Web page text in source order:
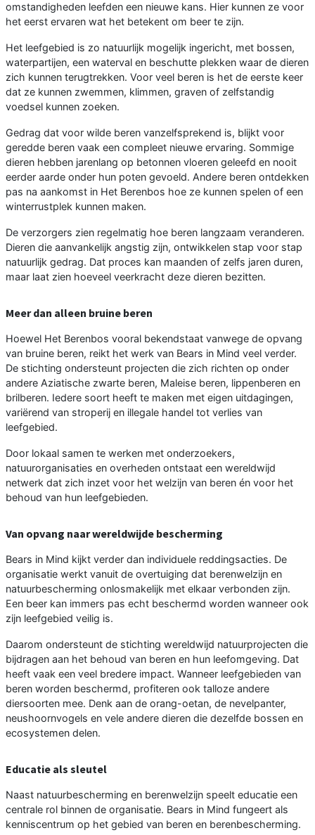
omstandigheden leefden een nieuwe kans. Hier kunnen ze voor
het eerst ervaren wat het betekent om beer te zijn.
Het leefgebied is zo natuurlijk mogelijk ingericht, met bossen,
waterpartijen, een waterval en beschutte plekken waar de dieren
zich kunnen terugtrekken. Voor veel beren is het de eerste keer
dat ze kunnen zwemmen, klimmen, graven of zelfstandig
voedsel kunnen zoeken.
Gedrag dat voor wilde beren vanzelfsprekend is, blijkt voor
geredde beren vaak een compleet nieuwe ervaring. Sommige
dieren hebben jarenlang op betonnen vloeren geleefd en nooit
eerder aarde onder hun poten gevoeld. Andere beren ontdekken
pas na aankomst in Het Berenbos hoe ze kunnen spelen of een
winterrustplek kunnen maken.
De verzorgers zien regelmatig hoe beren langzaam veranderen.
Dieren die aanvankelijk angstig zijn, ontwikkelen stap voor stap
natuurlijk gedrag. Dat proces kan maanden of zelfs jaren duren,
maar laat zien hoeveel veerkracht deze dieren bezitten.
Meer dan alleen bruine beren
Hoewel Het Berenbos vooral bekendstaat vanwege de opvang
van bruine beren, reikt het werk van Bears in Mind veel verder.
De stichting ondersteunt projecten die zich richten op onder
andere Aziatische zwarte beren, Maleise beren, lippenberen en
brilberen. Iedere soort heeft te maken met eigen uitdagingen,
variërend van stroperij en illegale handel tot verlies van
leefgebied.
Door lokaal samen te werken met onderzoekers,
natuurorganisaties en overheden ontstaat een wereldwijd
netwerk dat zich inzet voor het welzijn van beren én voor het
behoud van hun leefgebieden.
Van opvang naar wereldwijde bescherming
Bears in Mind kijkt verder dan individuele reddingsacties. De
organisatie werkt vanuit de overtuiging dat berenwelzijn en
natuurbescherming onlosmakelijk met elkaar verbonden zijn.
Een beer kan immers pas echt beschermd worden wanneer ook
zijn leefgebied veilig is.
Daarom ondersteunt de stichting wereldwijd natuurprojecten die
bijdragen aan het behoud van beren en hun leefomgeving. Dat
heeft vaak een veel bredere impact. Wanneer leefgebieden van
beren worden beschermd, profiteren ook talloze andere
diersoorten mee. Denk aan de orang-oetan, de nevelpanter,
neushoornvogels en vele andere dieren die dezelfde bossen en
ecosystemen delen.
Educatie als sleutel
Naast natuurbescherming en berenwelzijn speelt educatie een
centrale rol binnen de organisatie. Bears in Mind fungeert als
kenniscentrum op het gebied van beren en berenbescherming.